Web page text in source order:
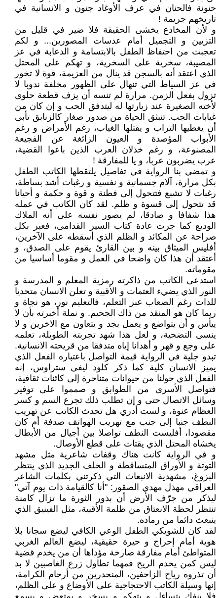
حنونة فالحنان في عرف الأوغاد جنون و الانسانية في
تاريخهم جريمة !
و لأن المخادع يخشى الحقيقة فلا ضير في قليل من
التزيين و التجميل أمام عدسات المصورين... و لكم
تعجبت من احتفاظ الطفل بالابتسامة و الدعابة في عز
المصيبة، سخرية على السخرية، و تهكم على المحتل
الذي اعتقد أنه بالسجن قد ينال من العزيمة، قوة لا تخور
في عز السياط التي تنهال على الظهور مخلفة ندوبا لا
تزول بفعل الزمن. مرارة لم تنسه أن يزف قطعة حلوى
لأخته الصغيرة عند زيارتها له ليتدفق الحب و إن كان من
غيابات الجب. تنبثق الحياة من صدور صغار كالزنابق تأبى
أن يغطيها التراب و يقتلها الغياب، رغم الأمراض و رغم
الأبواب المؤصدة و العيون الزائغة عن الفجيعة
المصنوعة، و رغم خذلان العرب الذين باعوا القضية،
عرب يضربون عربا، و يا للمفارقة !
و تمضي بنا الرواية في تفاصيل يلتقطها الكاتب الطفل
بكل مرارة، آلام جسمانية و نفسية و رغبات أشد بساطة،
رغبات لا تشبع فتتحول إلى فطنة و قوة و حكمة و أحيانا
قد تتحول إلى قسوة و ظلم. لقد كان الكاتب في عمله
هذا شفافا و صادقا، لم يصور نفسه على أنه الملاك
الوديع كما جرت عادة كتاب السير القدامى، فعبر بكل
صراحة عن المكائد و الظلم الذي أسقطه على الآخرين،
أفليس الميثاق بينه و بين القارئ يقوم على الصدق، و
أعتقد أن هذا كان واضحا في العمل و مقوما أساسيا من
مقوماته.
استدعى الكاتب من ذاكرته رمزية المعلم و المدرسة و
النور الذي يضيء العتمات و الأقبية و تعلن الانسان متحديا
للذات رغم الصعاب عبر التعلم، فالتعليم نور، هو نجاة و
ربما كان هو المنقذ من ذاك الجحيم. و نملة أخبرته بأن لا
ييأس و أن يتواضع و يعمل بجد و يتعاون مع الاخرين و لا
ينسى التضحية، و لعل هذا شهد تجربته الطويلة، تعلمه
على وجع و قهر و أهدانا إياه متدفقا من قريحته الانسانية.
تبدو جلية في الرواية قيمة التواصل باعتباره الفعل الذي
يميز الانسان كلية كما ذكر كلود ليفي ستراوس، إنه
الفعل الذي حولنا من حيوانات متناحرة إلى كائنات ثقافية،
فتواصل الأسرى من الطوابق و صمموا على توفير
وسائل الاتصال حتى و إن تطلب ذلك تجرع السم و كسر
العظام عنوة، و لست أدري هل تحدث الكاتب عن تهريب
النطف جنبا إلى جنب مع تهريب الهواتف صدفة أم كان
مقصودا، أفليست النطف تواصلا بين أجيال من الأبطال
يخشاه المحتل الذي يقتات على قطع الأوصال.
و في الرواية كانت هناك وقفات شاعرية مثل مشهد
التوتة و الأوراق المتساقطة و الخلف الجديد الذي ينتظر
البزوغ، مشهدية الانبعاث التي ذكرتني بكلمات الشاعر
العراقي مهذل مهدي الصقور: "أنا كالقيامة ذات يوم آتي"
ليذكر من جرّف الأرض أن بذور الثورة ما تزال كامنة
تنتظر لحظة الانعتاق من ظلمة الأقبية، مثل الفينيق الذي
ينبعث دائما من رماده.
لقد كان للشويكي الطفل الوعي الكافي ليضع سجانا بلا
هوية أمام إحراج و حيرة حقيقية، ليضع العالم الغربي
المتواطئ أمام مفارقة صارخة مؤداها أن من يخدم قضية
ليس كمن يخدم الريح فمهما تطاول زرع الغاصبين لا بد
أن تذروه رياح الزاحفين، المنحدرين من أرحام الكرامة،
إنها وسيلة الكاتب الاحتجاجية على الأوضاع و على الظلم،